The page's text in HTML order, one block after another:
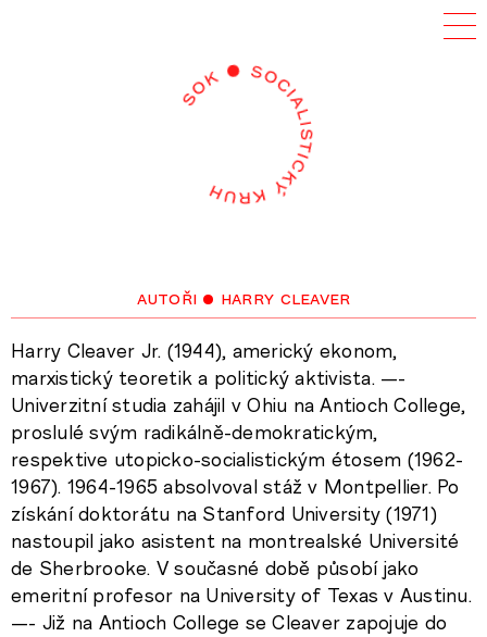
autoři • harry cleaver
Harry Cleaver Jr. (1944), americký ekonom,
marxistický teoretik a politický aktivista. —-
Univerzitní studia zahájil v Ohiu na Antioch College,
proslulé svým radikálně-demokratickým,
respektive utopicko-socialistickým étosem (1962-
1967). 1964-1965 absolvoval stáž v Montpellier. Po
získání doktorátu na Stanford University (1971)
nastoupil jako asistent na montrealské Université
de Sherbrooke. V současné době působí jako
emeritní profesor na University of Texas v Austinu.
—- Již na Antioch College se Cleaver zapojuje do